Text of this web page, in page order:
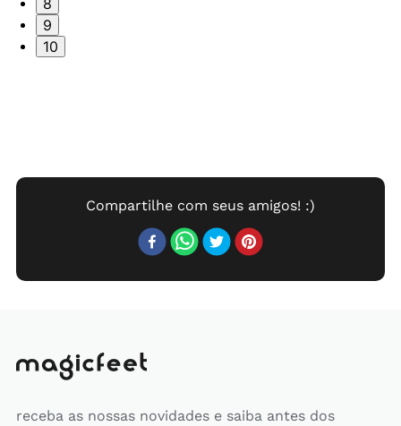
8
9
10
receba as nossas novidades e saiba antes dos